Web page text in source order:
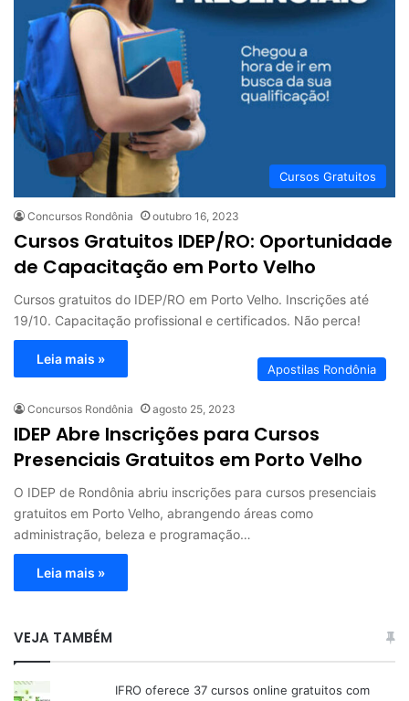
Cursos Gratuitos
Concursos Rondônia outubro 16, 2023
Cursos Gratuitos IDEP/RO: Oportunidade
de Capacitação em Porto Velho
Cursos gratuitos do IDEP/RO em Porto Velho. Inscrições até
19/10. Capacitação profissional e certificados. Não perca!
Leia mais »
Apostilas Rondônia
Concursos Rondônia agosto 25, 2023
IDEP Abre Inscrições para Cursos
Presenciais Gratuitos em Porto Velho
O IDEP de Rondônia abriu inscrições para cursos presenciais
gratuitos em Porto Velho, abrangendo áreas como
administração, beleza e programação…
Leia mais »
VEJA TAMBÉM
IFRO oferece 37 cursos online gratuitos com